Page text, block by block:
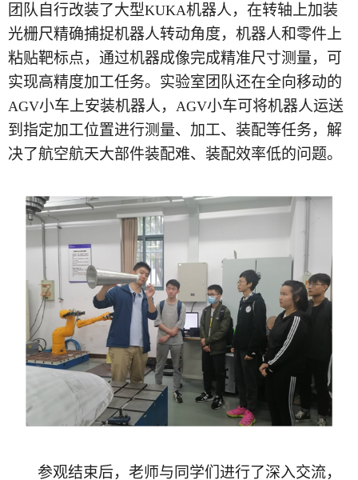
团队自行改装了大型KUKA机器人，在转轴上加装
光栅尺精确捕捉机器人转动角度，机器人和零件上
粘贴靶标点，通过机器成像完成精准尺寸测量，可
实现高精度加工任务。实验室团队还在全向移动的
AGV小车上安装机器人， AGV小车可将机器人运送
到指定加工位置进行测量、加工、装配等任务，解
决了航空航天大部件装配难、装配效率低的问题。
参观结束后，老师与同学们进行了深入交流，